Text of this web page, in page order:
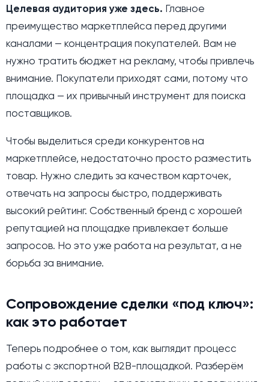
Целевая аудитория уже здесь. Главное
преимущество маркетплейса перед другими
каналами — концентрация покупателей. Вам не
нужно тратить бюджет на рекламу, чтобы привлечь
внимание. Покупатели приходят сами, потому что
площадка — их привычный инструмент для поиска
поставщиков.
Чтобы выделиться среди конкурентов на
маркетплейсе, недостаточно просто разместить
товар. Нужно следить за качеством карточек,
отвечать на запросы быстро, поддерживать
высокий рейтинг. Собственный бренд с хорошей
репутацией на площадке привлекает больше
запросов. Но это уже работа на результат, а не
борьба за внимание.
Сопровождение сделки «под ключ»:
как это работает
Теперь подробнее о том, как выглядит процесс
работы с экспортной B2B-площадкой. Разберём